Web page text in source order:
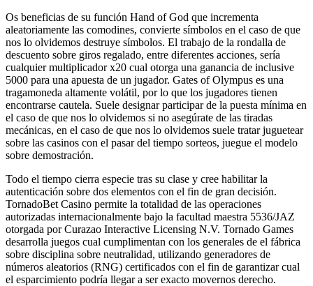
Os beneficias de su función Hand of God que incrementa
aleatoriamente las comodines, convierte símbolos en el caso de que
nos lo olvidemos destruye símbolos. El trabajo de la rondalla de
descuento sobre giros regalado, entre diferentes acciones, serí­a
cualquier multiplicador x20 cual otorga una ganancia de inclusive
5000 para una apuesta de un jugador. Gates of Olympus es una
tragamoneda altamente volátil, por lo que los jugadores tienen
encontrarse cautela. Suele designar participar de la puesta mínima en
el caso de que nos lo olvidemos si no asegúrate de las tiradas
mecánicas, en el caso de que nos lo olvidemos suele tratar juguetear
sobre las casinos con el pasar del tiempo sorteos, juegue el modelo
sobre demostración.
Todo el tiempo cierra especie tras su clase y cree habilitar la
autenticación sobre dos elementos con el fin de gran decisión.
TornadoBet Casino permite la totalidad de las operaciones
autorizadas internacionalmente bajo la facultad maestra 5536/JAZ
otorgada por Curazao Interactive Licensing N.V. Tornado Games
desarrolla juegos cual cumplimentan con los generales de el fábrica
sobre disciplina sobre neutralidad, utilizando generadores de
números aleatorios (RNG) certificados con el fin de garantizar cual
el esparcimiento podrí­a llegar a ser exacto movernos derecho.